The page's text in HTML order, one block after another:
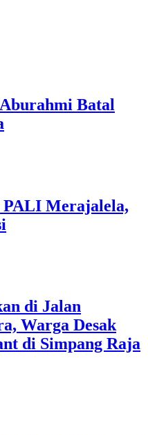
Batal
Merajalela,
di Jalan
Warga Desak
di Simpang Raja